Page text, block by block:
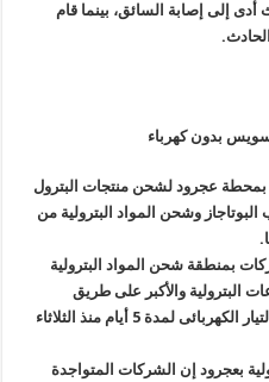
إلى إصابة السائق، بينما قام
بمحطة عجرود لشحن منتجات البترول
البوتاجاز وشحن المواد البترولية من
.
شكوى عاجلة من مسئولى 4 شركات بمنطقة شحن المواد البترولية
البترولية والأكبر على طريق
السويس القاهرة الصحراوى بانقطاع التيار الكهربائى لمدة 5 أيام منذ الثلاثاء
بعجرود إن الشركات المتواجدة